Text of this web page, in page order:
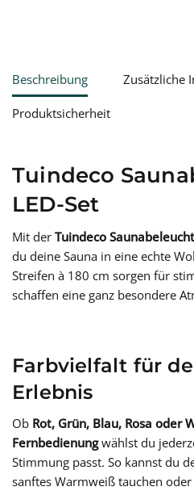
Beschreibung Zusätzliche
Produktsicherheit
Tuindeco
LED-Set
Mit der Tuindeco
du deine Sauna in eine echte
Streifen à 180 cm sorgen für
schaffen eine ganz besondere
Farbvielfalt für
Erlebnis
Ob Rot, Grün, Blau, Rosa oder
Fernbedienungwählst du
Stimmung passt. So kannst du
sanftes Warmweiß tauchen